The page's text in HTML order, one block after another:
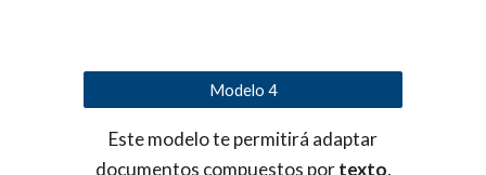
Modelo 4
Este modelo te permitirá adaptar
documentos compuestos portexto,